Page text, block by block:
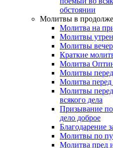
обстоянии
Молитвы в
Молитва на
Молитвы
Молитвы
Краткие
Молитва
Молитвы
Молитва
Молитвы
всякого дела
Призывание
дело доброе
Благодарение
Молитвы по
Молитва пред